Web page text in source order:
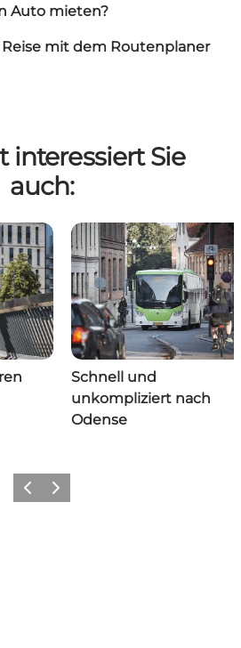
Auto mieten?
Reise mit dem Routenplaner
interessiert Sie
auch:
Schnell und
unkompliziert nach
Odense
ZurückWeiter